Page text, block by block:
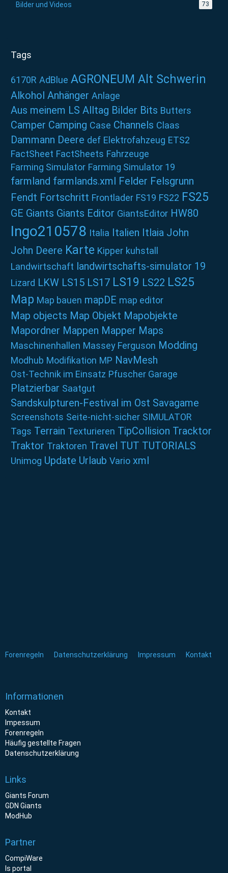
Bilder und Videos 73
Tags
6170R AdBlue AGRONEUM Alt Schwerin
Alkohol Anhänger Anlage
Aus meinem LS Alltag Bilder Bits Butters
Camper Camping Case Channels Claas
Dammann Deere def Elektrofahzeug ETS2
FactSheet FactSheets Fahrzeuge
Farming Simulator Farming Simulator 19
farmland farmlands.xml Felder Felsgrunn
Fendt Fortschritt Frontlader FS19 FS22 FS25
GE Giants Giants Editor GiantsEditor HW80
Ingo210578 Italia Italien Itlaia John
John Deere Karte Kipper kuhstall
Landwirtschaft landwirtschafts-simulator 19
Lizard LKW LS15 LS17 LS19 LS22 LS25
Map Map bauen mapDE map editor
Map objects Map Objekt Mapobjekte
Mapordner Mappen Mapper Maps
Maschinenhallen Massey Ferguson Modding
Modhub Modifikation MP NavMesh
Ost-Technik im Einsatz Pfuscher Garage
Platzierbar Saatgut
Sandskulpturen-Festival im Ost Savagame
Screenshots Seite-nicht-sicher SIMULATOR
Tags Terrain Texturieren TipCollision Tracktor
Traktor Traktoren Travel TUT TUTORIALS
Unimog Update Urlaub Vario xml
Forenregeln Datenschutzerklärung Impressum Kontakt
Informationen
Kontakt
Impessum
Forenregeln
Häufig gestellte Fragen
Datenschutzerklärung
Links
Giants Forum
GDN Giants
ModHub
Partner
CompiWare
ls portal